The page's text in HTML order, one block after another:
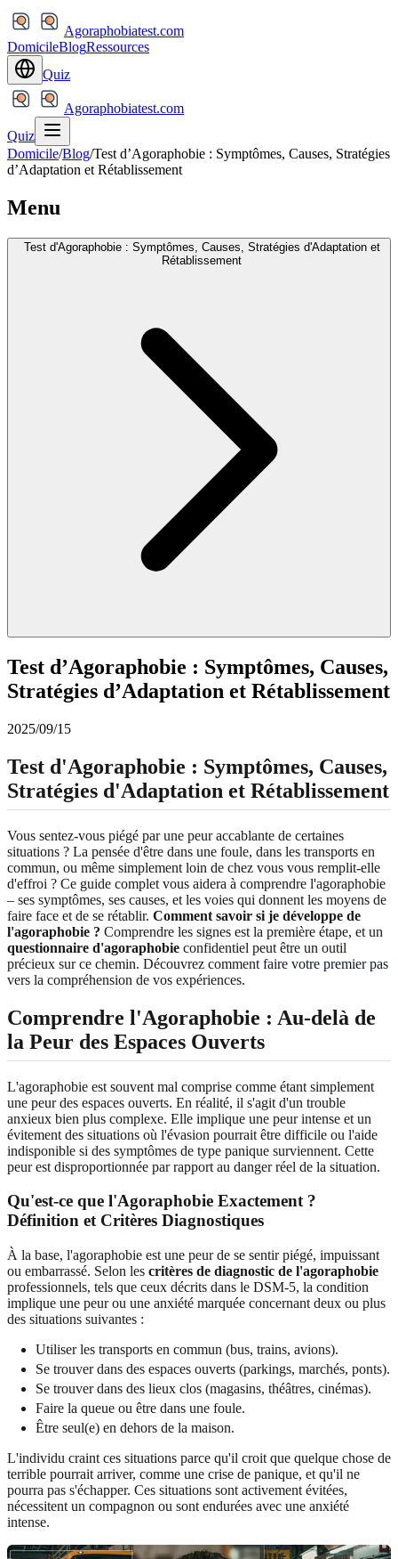
Agoraphobiatest.com
DomicileBlogRessources
Quiz
Agoraphobiatest.com
Quiz
Domicile/Blog/Test d’Agoraphobie : Symptômes, Causes, Stratégies
d’Adaptation et Rétablissement
Menu
Test d'Agoraphobie : Symptômes, Causes, Stratégies d'Adaptation et
Rétablissement
Test d’Agoraphobie : Symptômes, Causes,
Stratégies d’Adaptation et Rétablissement
2025/09/15
Test d'Agoraphobie : Symptômes, Causes,
Stratégies d'Adaptation et Rétablissement
Vous sentez-vous piégé par une peur accablante de certaines
situations ? La pensée d'être dans une foule, dans les transports en
commun, ou même simplement loin de chez vous vous remplit-elle
d'effroi ? Ce guide complet vous aidera à comprendre l'agoraphobie
– ses symptômes, ses causes, et les voies qui donnent les moyens de
faire face et de se rétablir. Comment savoir si je développe de
l'agoraphobie ? Comprendre les signes est la première étape, et un
questionnaire d'agoraphobie confidentiel peut être un outil
précieux sur ce chemin. Découvrez comment faire votre premier pas
vers la compréhension de vos expériences.
Comprendre l'Agoraphobie : Au-delà de
la Peur des Espaces Ouverts
L'agoraphobie est souvent mal comprise comme étant simplement
une peur des espaces ouverts. En réalité, il s'agit d'un trouble
anxieux bien plus complexe. Elle implique une peur intense et un
évitement des situations où l'évasion pourrait être difficile ou l'aide
indisponible si des symptômes de type panique surviennent. Cette
peur est disproportionnée par rapport au danger réel de la situation.
Qu'est-ce que l'Agoraphobie Exactement ?
Définition et Critères Diagnostiques
À la base, l'agoraphobie est une peur de se sentir piégé, impuissant
ou embarrassé. Selon les critères de diagnostic de l'agoraphobie
professionnels, tels que ceux décrits dans le DSM-5, la condition
implique une peur ou une anxiété marquée concernant deux ou plus
des situations suivantes :
Utiliser les transports en commun (bus, trains, avions).
Se trouver dans des espaces ouverts (parkings, marchés, ponts).
Se trouver dans des lieux clos (magasins, théâtres, cinémas).
Faire la queue ou être dans une foule.
Être seul(e) en dehors de la maison.
L'individu craint ces situations parce qu'il croit que quelque chose de
terrible pourrait arriver, comme une crise de panique, et qu'il ne
pourra pas s'échapper. Ces situations sont activement évitées,
nécessitent un compagnon ou sont endurées avec une anxiété
intense.